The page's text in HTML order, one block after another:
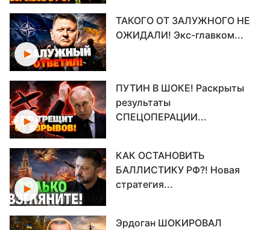
ТАКОГО ОТ ЗАЛУЖНОГО НЕ
ОЖИДАЛИ! Экс-главком...
ПУТИН В ШОКЕ! Раскрыты
результаты
СПЕЦОПЕРАЦИИ...
КАК ОСТАНОВИТЬ
БАЛЛИСТИКУ РФ?! Новая
стратегия...
Эрдоган ШОКИРОВАЛ